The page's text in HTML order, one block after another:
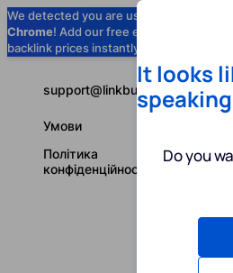
We detected you are using
Chrome! Add our free extension to check
backlink prices instantly as you browse.
support@linkbuilder.com
Умови
Політика
конфіденційності
It looks
Do you